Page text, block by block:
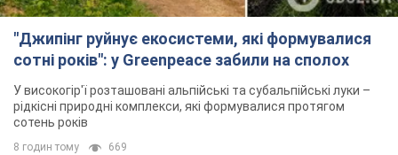
"Джипінг руйнує екосистеми, які формувалися
сотні років": у Greenpeace забили на сполох
У високогір'ї розташовані альпійські та субальпійські луки –
рідкісні природні комплекси, які формувалися протягом
сотень років
8 годин тому 669